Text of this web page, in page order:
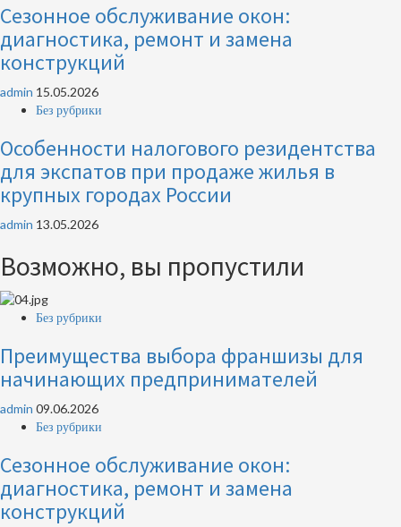
Сезонное обслуживание окон:
диагностика, ремонт и замена
конструкций
admin 15.05.2026
Без рубрики
Особенности налогового резидентства
для экспатов при продаже жилья в
крупных городах России
admin 13.05.2026
Возможно, вы пропустили
Без рубрики
Преимущества выбора франшизы для
начинающих предпринимателей
admin 09.06.2026
Без рубрики
Сезонное обслуживание окон:
диагностика, ремонт и замена
конструкций